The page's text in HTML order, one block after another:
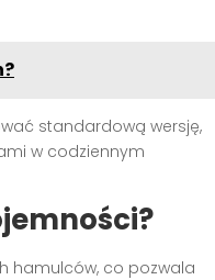
standardową wersję,
w codziennym
hamulców, co pozwala